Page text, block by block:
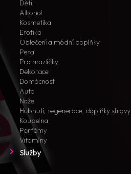
Děti
Alkohol
Kosmetika
Erotika
Oblečení a módní doplňky
Pera
Pro mazlíčky
Dekorace
Domácnost
Auto
Nože
Hubnutí, regenerace, doplňky stravy
Koupelna
Parfémy
Vitamíny
Služby